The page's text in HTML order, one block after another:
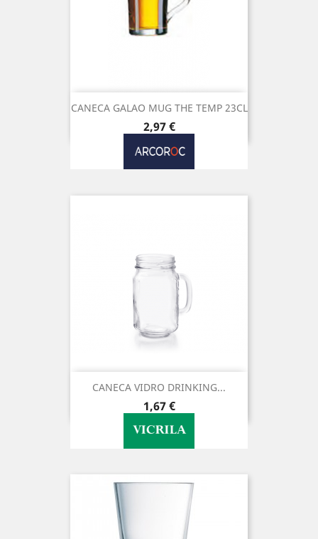
CANECA GALAO MUG THE TEMP 23CL
Preço
2,97 €
CANECA VIDRO DRINKING...
Preço
1,67 €